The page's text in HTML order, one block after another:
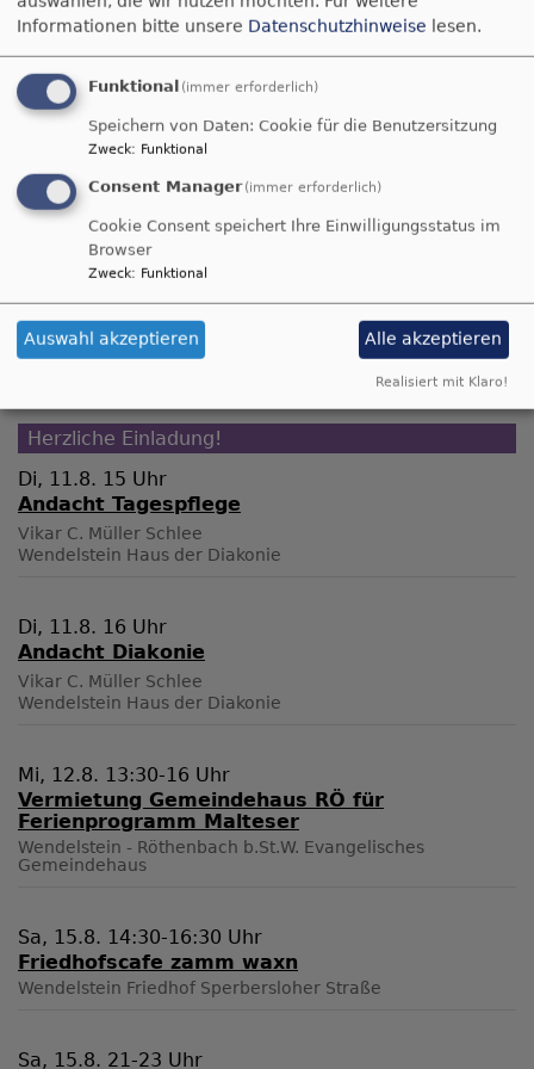
eineKinderkrippeund einenHort. Unsere
ambulante Krankenpflege ist in Kornburg,
Neuses, Klein- und Großschwarzenlohe,
Wendelstein, Röthenbach/St. Wolfgang,
Raubersried und Sperberslohe tätig.
Ehrenamtliche Mitarbeitende der Diakonie
engagieren sich in derDemenzbetreuung
derNachbarschaftshilfe
Mit diesemLink
Seiten derDiakonie Wendelstein
Herzliche Einladung!
Di, 11.8. 15 Uhr
Andacht Tagespflege
Vikar C. Müller Schlee
Wendelstein Haus der Diakonie
Di, 11.8. 16 Uhr
Andacht Diakonie
Vikar C. Müller Schlee
Wendelstein Haus der Diakonie
Mi, 12.8. 13:30-16 Uhr
Vermietung Gemeindehaus RÖ für
Ferienprogramm Malteser
Wendelstein - Röthenbach b.St.W. Evangelisches
Gemeindehaus
Sa, 15.8. 14:30-16:30 Uhr
Friedhofscafe zamm waxn
Wendelstein Friedhof Sperbersloher Straße
Sa, 15.8. 21-23 Uhr
Informationen bitte unsere Datenschutzhinweise lesen.
Funktional (immer erforderlich)
Speichern von Daten: Cookie für die Benutzersitzung
Zweck: Funktional
Consent Manager (immer erforderlich)
Cookie Consent speichert Ihre Einwilligungsstatus im
Browser
Zweck: Funktional
Auswahl akzeptieren Alle akzeptieren
Realisiert mit Klaro!